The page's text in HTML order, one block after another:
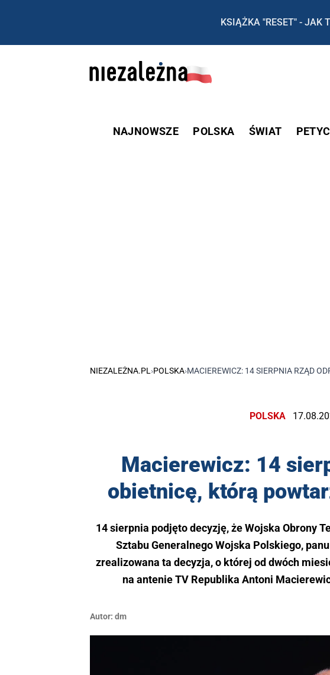
KSIĄŻKA "RESET" - JAK
NAJNOWSZE POLSKA ŚWIAT
NIEZALEŻNA.PL ›POLSKA›MACIEREWICZ: 14 SIERPNIA RZĄD
POLSKA
Macierewicz: 14
obietnicę, którą
14 sierpnia podjęto decyzję, że Wojska Obrony
Sztabu Generalnego Wojska Polskiego,
zrealizowana ta decyzja, o której od dwóch
na antenie TV Republika Antoni
Autor: dm